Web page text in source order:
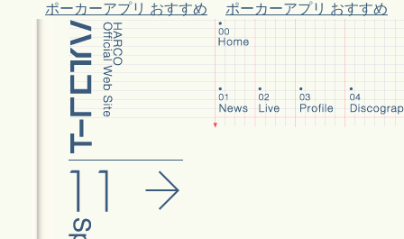
ポーカーアプリ おすすめ ポーカーアプリ おすすめ